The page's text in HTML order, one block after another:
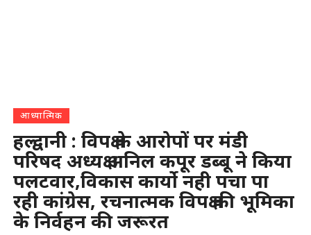
आध्यात्मिक
हल्द्वानी : विपक्ष के आरोपों पर मंडी
परिषद अध्यक्ष अनिल कपूर डब्बू ने किया
पलटवार,विकास कार्यो नही पचा पा
रही कांग्रेस, रचनात्मक विपक्ष की भूमिका
के निर्वहन की जरूरत